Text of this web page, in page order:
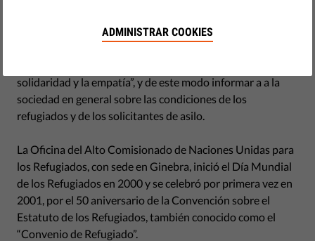
solidaridad y la empatía”, y de este modo informar a a la
sociedad en general sobre las condiciones de los
refugiados y de los solicitantes de asilo.
La Oficina del Alto Comisionado de Naciones Unidas para
los Refugiados, con sede en Ginebra, inició el Día Mundial
de los Refugiados en 2000 y se celebró por primera vez en
2001, por el 50 aniversario de la Convención sobre el
Estatuto de los Refugiados, también conocido como el
“Convenio de Refugiado”.
ADMINISTRAR COOKIES